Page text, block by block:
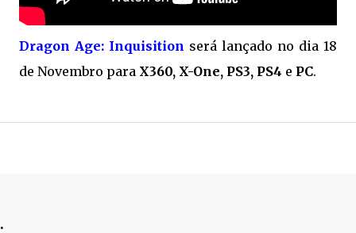
Dragon Age: Inquisition será lançado no dia 18
de Novembro para X360, X-One, PS3, PS4 e PC.
.